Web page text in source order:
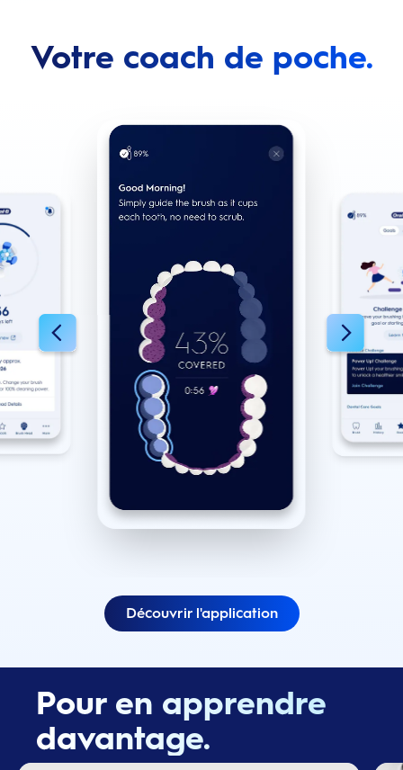
Votre coach de poche.
Découvrir l'application
Pour en apprendre
davantage.